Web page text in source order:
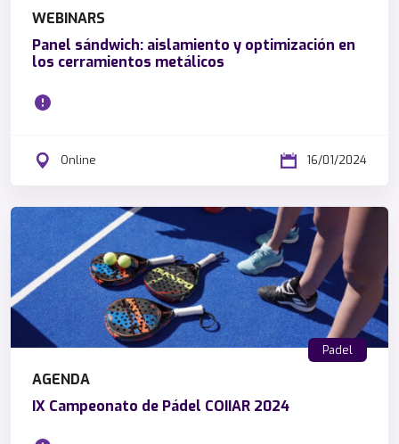
WEBINARS
Panel sándwich: aislamiento y optimización en
los cerramientos metálicos
Online 16/01/2024
Padel
AGENDA
IX Campeonato de Pádel COIIAR 2024